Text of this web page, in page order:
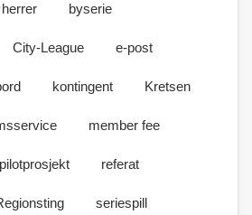
byserie
City-League e-post
kontingent Kretsen
member fee
pilotprosjekt referat
seriespill